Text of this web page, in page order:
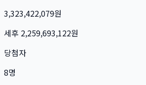
3,323,422,079원
세후 2,259,693,122원
당첨자
8명